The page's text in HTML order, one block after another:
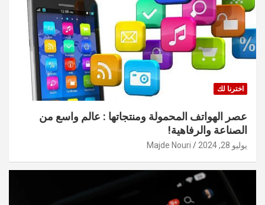
اخترنا لك
عصر الهواتف المحمولة ومنتجاتها : عالم واسع من
الصناعة والرفاهية!
يوليو 28, 2024 Majde Nouri